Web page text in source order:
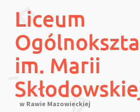
Liceum
im. Marii
w Rawie Mazowieckiej